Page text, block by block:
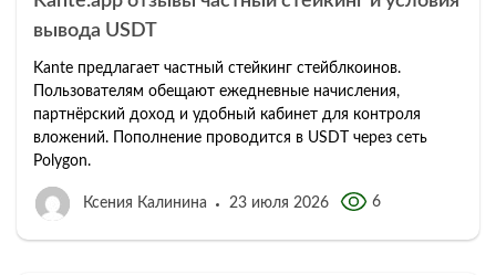
вывода USDT
Kante предлагает частный стейкинг стейблкоинов.
Пользователям обещают ежедневные начисления,
партнёрский доход и удобный кабинет для контроля
вложений. Пополнение проводится в USDT через сеть
Polygon.
Ксения Калинина 23 июля 2026 6